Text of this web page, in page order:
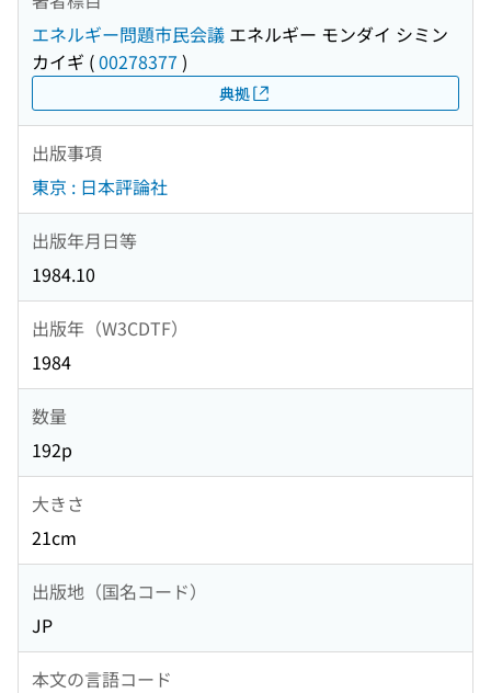
エネルギー問題市民会議 エネルギー モンダイ シミン
カイギ (00278377 )
典拠
出版事項
東京 : 日本評論社
出版年月日等
1984.10
出版年（W3CDTF）
1984
数量
192p
大きさ
21cm
出版地（国名コード）
JP
本文の言語コード